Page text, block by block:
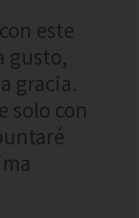
este
gusto,
gracia.
solo con